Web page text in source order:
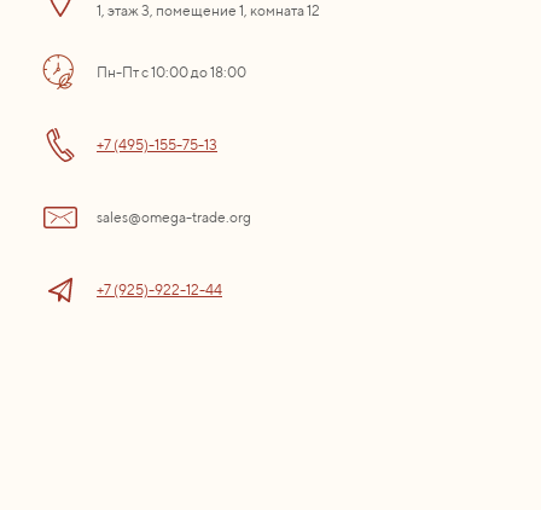
1, этаж 3, помещение 1, комната 12
Пн-Пт с 10:00 до 18:00
+7 (495)-155-75-13
sales@omega-trade.org
+7 (925)-922-12-44